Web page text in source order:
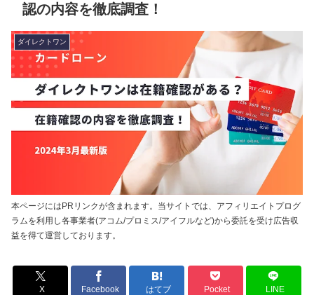
認の内容を徹底調査！
本ページにはPRリンクが含まれます。当サイトでは、アフィリエイトプログ
ラムを利用し各事業者(アコム/プロミス/アイフルなど)から委託を受け広告収
益を得て運営しております。
ダイレクトワン
X Facebook はてブ Pocket LINE